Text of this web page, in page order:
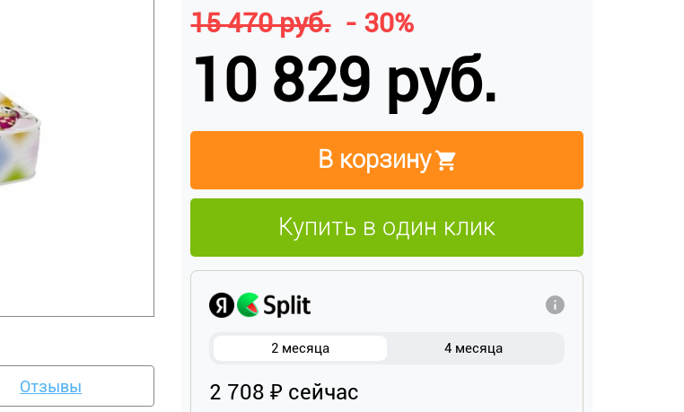
Отзывы
15 470 руб. - 30%
10 829 руб.
В корзину
Купить в один клик
2 месяца 4 месяца
2 708 ₽ сейчас